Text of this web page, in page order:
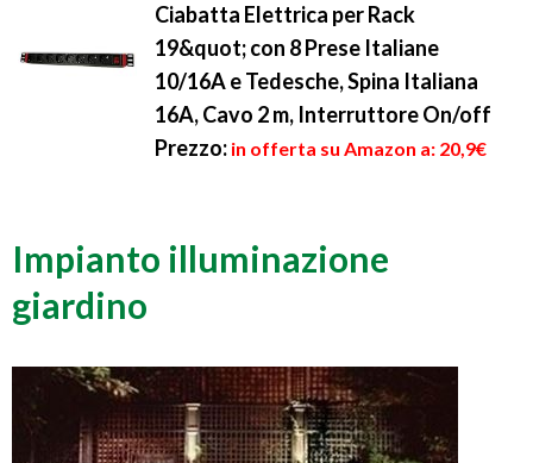
Ciabatta Elettrica per Rack
19&quot; con 8 Prese Italiane
10/16A e Tedesche, Spina Italiana
16A, Cavo 2 m, Interruttore On/off
Prezzo: in offerta su Amazon a: 20,9€
Impianto illuminazione
giardino